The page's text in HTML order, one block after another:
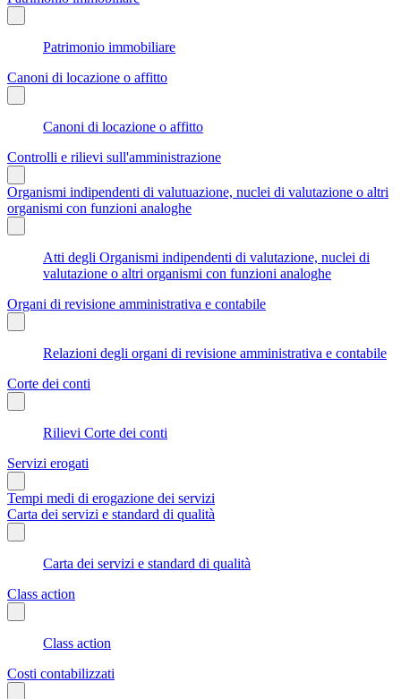
Patrimonio immobiliare
Canoni di locazione o affitto
Canoni di locazione o affitto
Controlli e rilievi sull'amministrazione
Organismi indipendenti di valutuazione, nuclei di valutazione o altri
organismi con funzioni analoghe
Atti degli Organismi indipendenti di valutazione, nuclei di
valutazione o altri organismi con funzioni analoghe
Organi di revisione amministrativa e contabile
Relazioni degli organi di revisione amministrativa e contabile
Corte dei conti
Rilievi Corte dei conti
Servizi erogati
Tempi medi di erogazione dei servizi
Carta dei servizi e standard di qualità
Carta dei servizi e standard di qualità
Class action
Class action
Costi contabilizzati